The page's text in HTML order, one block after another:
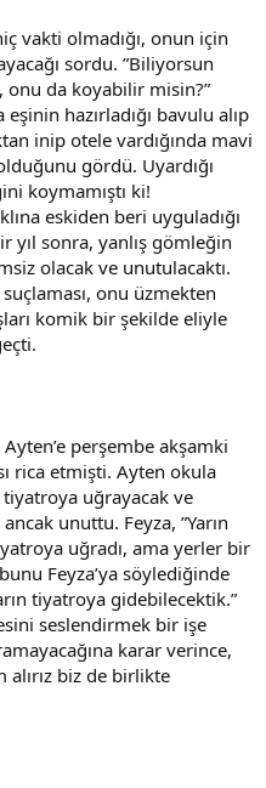
vakti olmadığı, onun için
sordu. ”Biliyorsun
da koyabilir misin?”
hazırladığı bavulu alıp
inip otele vardığında mavi
gördü. Uyardığı
koymamıştı ki!
eskiden beri uyguladığı
sonra, yanlış gömleğin
olacak ve unutulacaktı.
onu üzmekten
komik bir şekilde eliyle
perşembe akşamki
rica etmişti. Ayten okula
uğrayacak ve
unuttu. Feyza, ”Yarın
uğradı, ama yerler bir
Feyza’ya söylediğinde
tiyatroya gidebilecektik.”
seslendirmek bir işe
karar verince,
alırız biz de birlikte